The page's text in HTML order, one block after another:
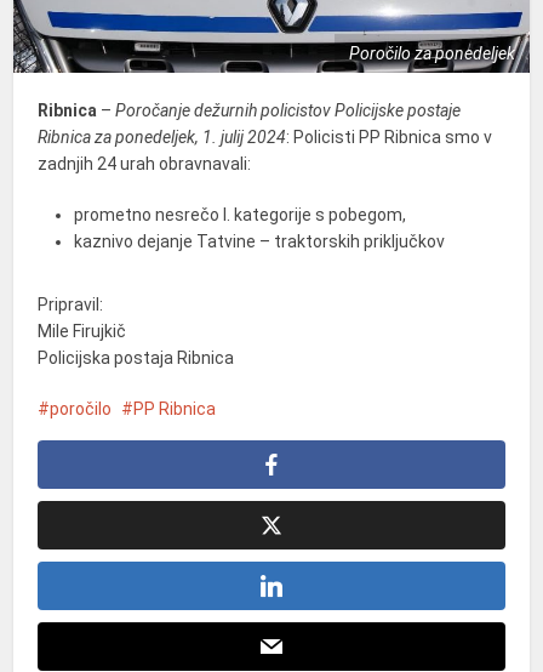
Poročilo za ponedeljek
Ribnica –Poročanje dežurnih policistov Policijske postaje
Ribnica za ponedeljek, 1. julij 2024: Policisti PP Ribnica smo v
zadnjih 24 urah obravnavali:
prometno nesrečo I. kategorije s pobegom,
kaznivo dejanje Tatvine – traktorskih priključkov
Pripravil:
Mile Firujkič
Policijska postaja Ribnica
poročilo PP Ribnica